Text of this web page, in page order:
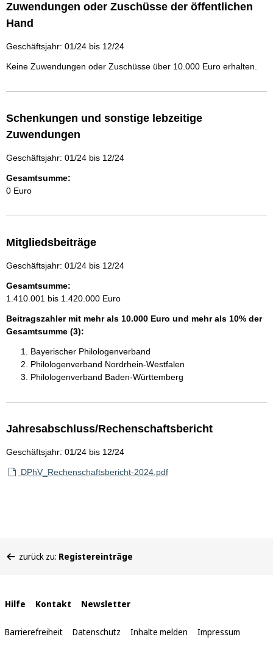
Zuwendungen oder Zuschüsse der öffentlichen
Hand
Geschäftsjahr: 01/24 bis 12/24
Keine Zuwendungen oder Zuschüsse über 10.000 Euro erhalten.
Schenkungen und sonstige lebzeitige
Zuwendungen
Geschäftsjahr: 01/24 bis 12/24
Gesamtsumme:
0 Euro
Mitgliedsbeiträge
Geschäftsjahr: 01/24 bis 12/24
Gesamtsumme:
1.410.001 bis 1.420.000 Euro
Beitragszahler mit mehr als 10.000 Euro und mehr als 10% der
Gesamtsumme (3):
Bayerischer Philologenverband
Philologenverband Nordrhein-Westfalen
Philologenverband Baden-Württemberg
Jahresabschluss/Rechenschaftsbericht
Geschäftsjahr: 01/24 bis 12/24
DPhV_Rechenschaftsbericht-2024.pdf
befinden
zurück zu: Registereinträge
Interne
Links
Hilfe Kontakt Newsletter
Barrierefreiheit Datenschutz Inhalte melden Impressum